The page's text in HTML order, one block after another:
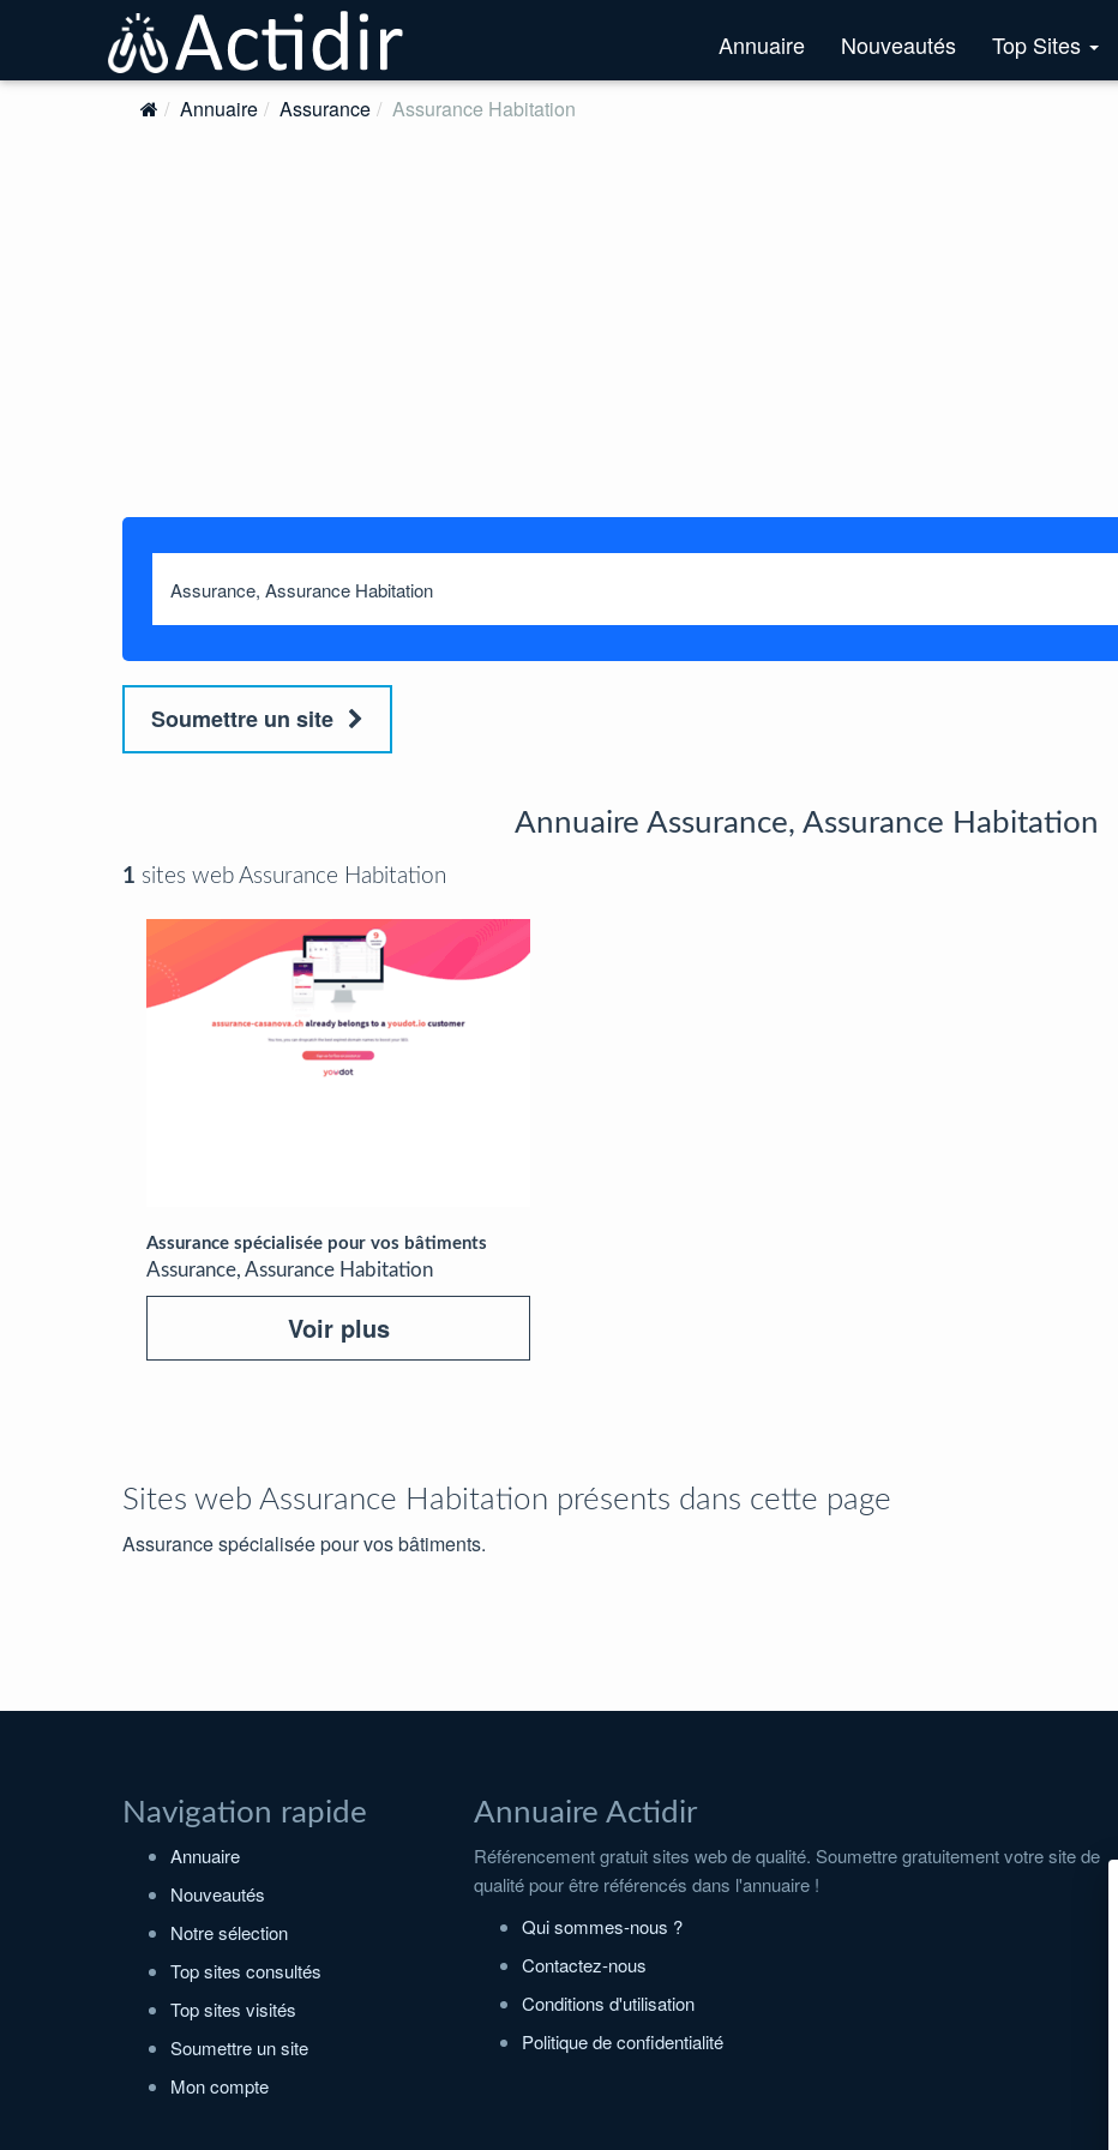
Annuaire Nouveautés Top Sites Top
Annuaire Assurance Assurance Habitation
Soumettre un site
Annuaire Assurance, Assurance Habitation
1 sites web Assurance Habitation
Assurance spécialisée pour vos bâtiments
Assurance, Assurance Habitation
Voir plus
Sites web Assurance Habitation présents dans cette page
Assurance spécialisée pour vos bâtiments.
Navigation rapide
Annuaire
Nouveautés
Notre sélection
Top sites consultés
Top sites visités
Soumettre un site
Mon compte
Annuaire Actidir
Référencement gratuit sites web de qualité. Soumettre gratuitement votre site de
qualité pour être référencés dans l'annuaire !
Qui sommes-nous ?
Contactez-nous
Conditions d'utilisation
Politique de confidentialité